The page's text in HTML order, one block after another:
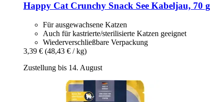
Happy Cat Crunchy Snack See Kabeljau, 70 g
Für ausgewachsene Katzen
Auch für kastrierte/sterilisierte Katzen geeignet
Wiederverschließbare Verpackung
3,39 € (48,43 € / kg)
Zustellung bis 14. August